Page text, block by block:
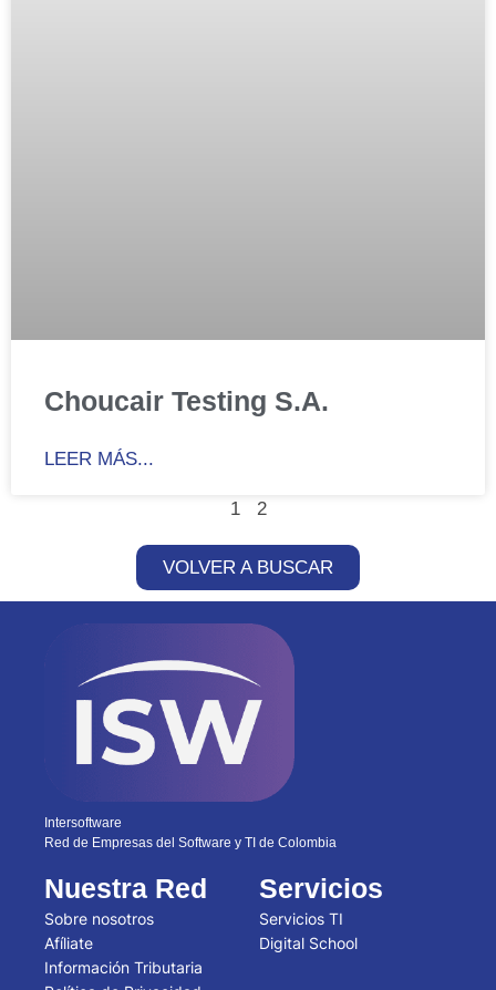
Choucair Testing S.A.
LEER MÁS...
1 2
VOLVER A BUSCAR
Intersoftware
Red de Empresas del Software y TI de Colombia
Nuestra Red
Sobre nosotros
Afíliate
Información Tributaria
Servicios
Servicios TI
Digital School